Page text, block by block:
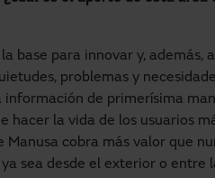
base para innovar y, además,
problemas y
información de primerísima
hacer la vida de los usuarios
cobra más valor que
sea desde el exterior o entre